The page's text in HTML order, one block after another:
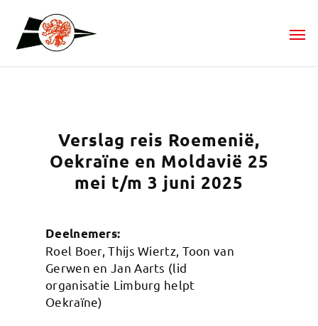
Verslag reis Roemenië,
Oekraïne en Moldavië 25
mei t/m 3 juni 2025
Deelnemers:
Roel Boer, Thijs Wiertz, Toon van
Gerwen en Jan Aarts (lid
organisatie Limburg helpt
Oekraïne)